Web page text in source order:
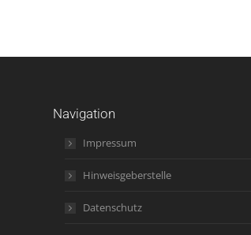
Navigation
Impressum
Hinweisgeberstelle
Datenschutz